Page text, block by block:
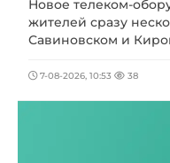
Новое телеком-
жителей сразу
Савиновском и
7-08-2026, 10:53 38